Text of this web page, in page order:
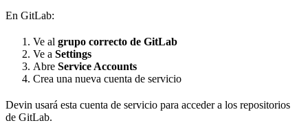
En GitLab:
Ve al grupo correcto de GitLab
Ve a Settings
Abre Service Accounts
Crea una nueva cuenta de servicio
Devin usará esta cuenta de servicio para acceder a los repositorios
de GitLab.